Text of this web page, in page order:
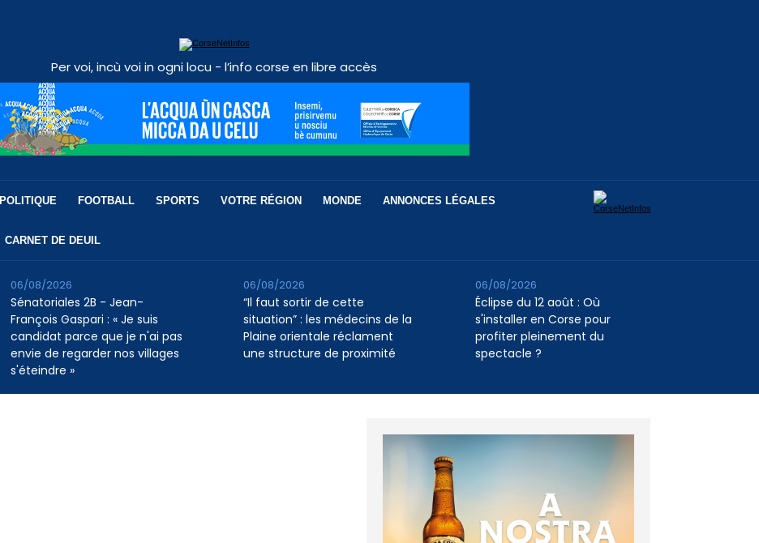
Per voi, incù voi in ogni locu - l’info corse en libre accès
POLITIQUE FOOTBALL SPORTS VOTRE RÉGION MONDE ANNONCES LÉGALES
CARNET DE DEUIL
Sénatoriales 2B - Jean-
François Gaspari : « Je suis
candidat parce que je n'ai pas
envie de regarder nos villages
s'éteindre »
06/08/2026
“Il faut sortir de cette
situation” : les médecins de la
Plaine orientale réclament
une structure de proximité
06/08/2026
Éclipse du 12 août : Où
s'installer en Corse pour
profiter pleinement du
spectacle ?
06/08/2026